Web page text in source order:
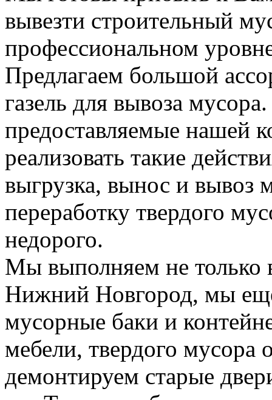
вывезти строительный
профессиональном
Предлагаем большой
газель для вывоза
предоставляемые нашей
реализовать такие
выгрузка, вынос и вывоз
переработку твердого
недорого.
Мы выполняем не только
Нижний Новгород, мы
мусорные баки и
мебели, твердого мусора
демонтируем старые